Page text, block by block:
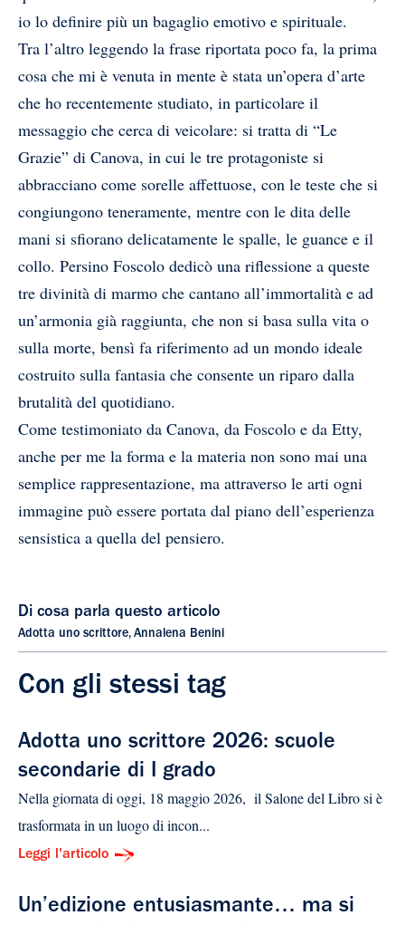
io lo definire più un bagaglio emotivo e spirituale.
Tra l’altro leggendo la frase riportata poco fa, la prima
cosa che mi è venuta in mente è stata un’opera d’arte
che ho recentemente studiato, in particolare il
messaggio che cerca di veicolare: si tratta di “Le
Grazie” di Canova, in cui le tre protagoniste si
abbracciano come sorelle affettuose, con le teste che si
congiungono teneramente, mentre con le dita delle
mani si sfiorano delicatamente le spalle, le guance e il
collo. Persino Foscolo dedicò una riflessione a queste
tre divinità di marmo che cantano all’immortalità e ad
un’armonia già raggiunta, che non si basa sulla vita o
sulla morte, bensì fa riferimento ad un mondo ideale
costruito sulla fantasia che consente un riparo dalla
brutalità del quotidiano.
Come testimoniato da Canova, da Foscolo e da Etty,
anche per me la forma e la materia non sono mai una
semplice rappresentazione, ma attraverso le arti ogni
immagine può essere portata dal piano dell’esperienza
sensistica a quella del pensiero.
Di cosa parla questo articolo
Adotta uno scrittore, Annalena Benini
Con gli stessi tag
Adotta uno scrittore 2026: scuole
secondarie di I grado
Nella giornata di oggi, 18 maggio 2026, il Salone del Libro si è
trasformata in un luogo di incon...
Leggi l'articolo
Un’edizione entusiasmante… ma si